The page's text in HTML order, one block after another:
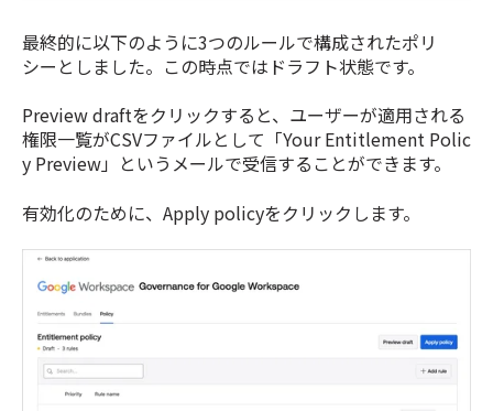
最終的に以下のように3つのルールで構成されたポリ
シーとしました。この時点ではドラフト状態です。
Preview draftをクリックすると、ユーザーが適用される
権限一覧がCSVファイルとして「Your Entitlement Polic
y Preview」というメールで受信することができます。
有効化のために、Apply policyをクリックします。